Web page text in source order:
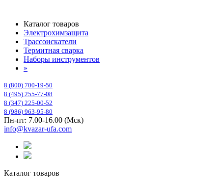
Каталог товаров
Электрохимзащита
Трассоискатели
Термитная сварка
Наборы инструментов
»
8 (800) 700-19-50
8 (495) 255-77-08
8 (347) 225-00-52
8 (986) 963-95-80
Пн-пт: 7.00-16.00 (Мск)
info@kvazar-ufa.com
Каталог товаров